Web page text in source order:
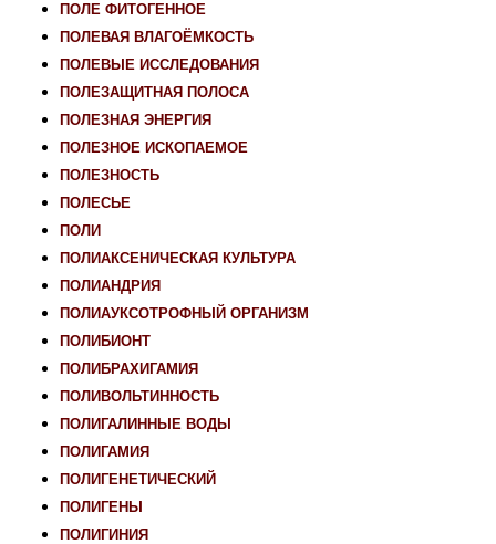
ПОЛЕ ФИТОГЕННОЕ
ПОЛЕВАЯ ВЛАГОЁМКОСТЬ
ПОЛЕВЫЕ ИССЛЕДОВАНИЯ
ПОЛЕЗАЩИТНАЯ ПОЛОСА
ПОЛЕЗНАЯ ЭНЕРГИЯ
ПОЛЕЗНОЕ ИСКОПАЕМОЕ
ПОЛЕЗНОСТЬ
ПОЛЕСЬЕ
ПОЛИ
ПОЛИАКСЕНИЧЕСКАЯ КУЛЬТУРА
ПОЛИАНДРИЯ
ПОЛИАУКСОТРОФНЫЙ ОРГАНИЗМ
ПОЛИБИОНТ
ПОЛИБРАХИГАМИЯ
ПОЛИВОЛЬТИННОСТЬ
ПОЛИГАЛИННЫЕ ВОДЫ
ПОЛИГАМИЯ
ПОЛИГЕНЕТИЧЕСКИЙ
ПОЛИГЕНЫ
ПОЛИГИНИЯ